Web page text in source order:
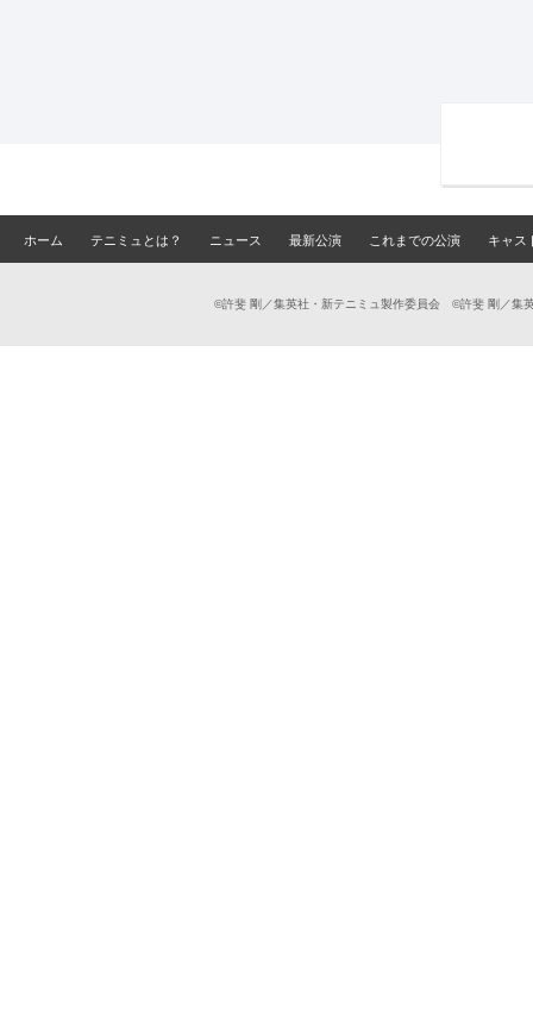
ホーム テニミュとは？ ニュース 最新公演 これまでの公演 キャス
©許斐 剛／集英社・新テニミュ製作委員会 ©許斐 剛／集